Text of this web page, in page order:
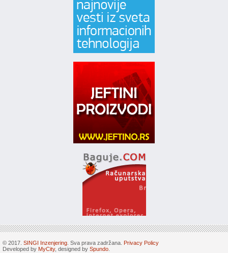
© 2017. SINGI Inzenjering . Sva prava zadržana. Privacy Policy
Developed by MyCity, designed by Spundo